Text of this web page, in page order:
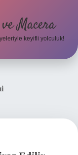
Macera
keyifli yolculuk!